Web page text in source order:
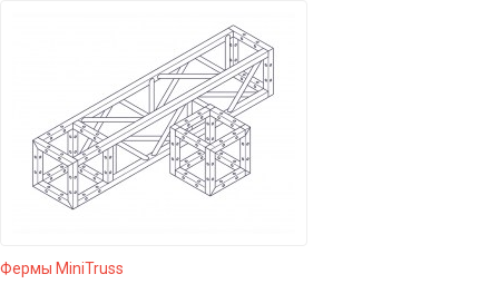
Фермы MiniTruss